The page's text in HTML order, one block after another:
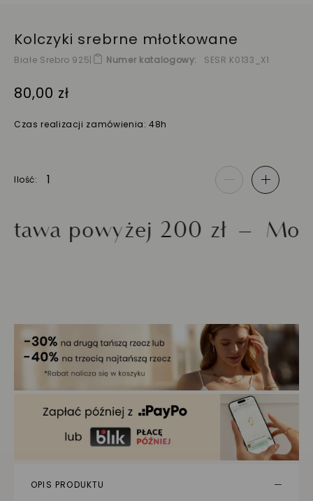
Kolczyki srebrne młotkowane
Białe Srebro 925| Numer katalogowy SESR K0133_X1
80,00 zł
Czas realizacji zamówienia: 48h
Ilość - +
powyżej 200 zł
OPIS PRODUKTU